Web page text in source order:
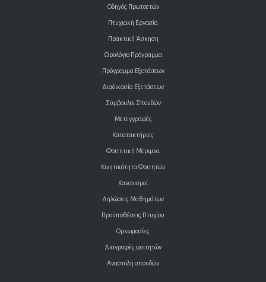
Οδηγός Πρωτοετών
Πτυχιακή Εργασία
Πρακτική Άσκηση
Ωρολόγιο Πρόγραμμα
Πρόγραμμα Εξετάσεων
Διαδικασία Εξετάσεων
Σύμβουλοι Σπουδών
Μετεγγραφές
Κατατακτήριες
Φοιτητική Μέριμνα
Κινητικότητα Φοιτητών
Κανονισμοί
Δηλώσεις Μαθημάτων
Προϋποθέσεις Πτυχίου
Ορκωμοσίες
Διαγραφές φοιτητών
Αναστολή σπουδών